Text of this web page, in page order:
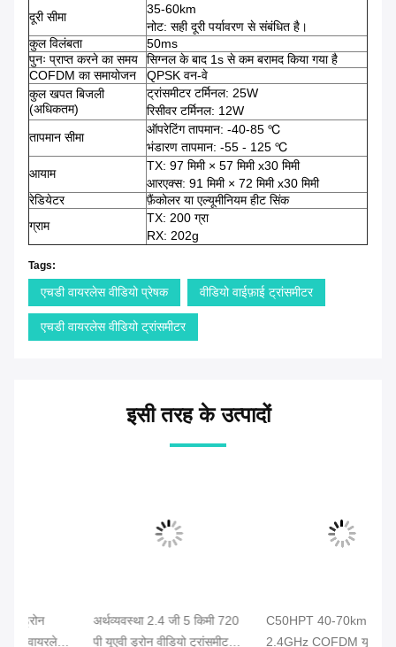
दूरी सीमा
35-60km
नोट: सही दूरी पर्यावरण से संबंधित है।
कुल विलंबता
50ms
पुनः प्राप्त करने का समय
सिग्नल के बाद 1s से कम बरामद किया गया है
COFDM का समायोजन
QPSK वन-वे
कुल खपत बिजली
(अधिकतम)
ट्रांसमीटर टर्मिनल: 25W
रिसीवर टर्मिनल: 12W
तापमान सीमा
ऑपरेटिंग तापमान: -40-85 ℃
भंडारण तापमान: -55 - 125 ℃
आयाम
TX: 97 मिमी × 57 मिमी x30 मिमी
आरएक्स: 91 मिमी × 72 मिमी x30 मिमी
रेडियेटर
फ़ैंकोलर या एल्यूमीनियम हीट सिंक
ग्राम
TX: 200 ग्रा
RX: 202g
Tags:
एचडी वायरलेस वीडियो प्रेषक वीडियो वाईफ़ाई ट्रांसमीटर
एचडी वायरलेस वीडियो ट्रांसमीटर
इसी तरह के उत्पादों
अर्थव्यवस्था 2.4 जी 5 किमी 720
पी यूएवी ड्रोन वीडियो ट्रांसमीटर
C50HPT 40-70km Mavlink
2.4GHz COFDM यूएवी वीडियो